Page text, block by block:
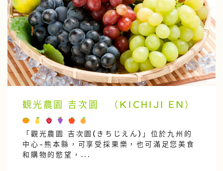
観光農園 吉次園 （KICHIJI EN）
「觀光農園 吉次園(きちじえん)」位於九州的
中心-熊本縣，可享受採果樂，也可滿足您美食
和購物的慾望，...